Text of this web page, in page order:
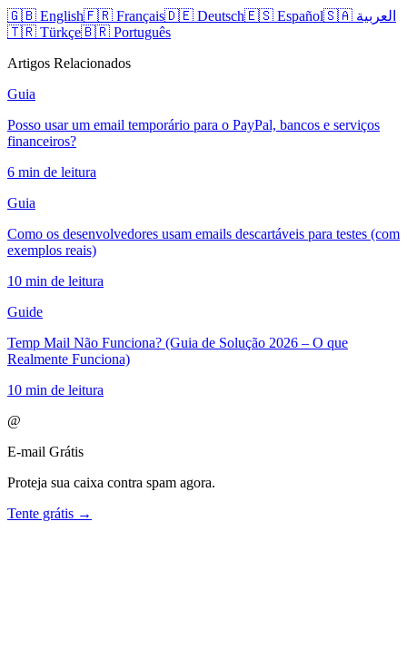
🇬🇧 English🇫🇷 Français🇩🇪 Deutsch🇪🇸 Español
🇸🇦 العربية
🇹🇷 Türkçe🇧🇷 Português
Artigos Relacionados
Guia
Posso usar um email temporário para o PayPal, bancos e serviços
financeiros?
6 min de leitura
Guia
Como os desenvolvedores usam emails descartáveis para testes (com
exemplos reais)
10 min de leitura
Guide
Temp Mail Não Funciona? (Guia de Solução 2026 – O que
Realmente Funciona)
10 min de leitura
@
E-mail Grátis
Proteja sua caixa contra spam agora.
Tente grátis →